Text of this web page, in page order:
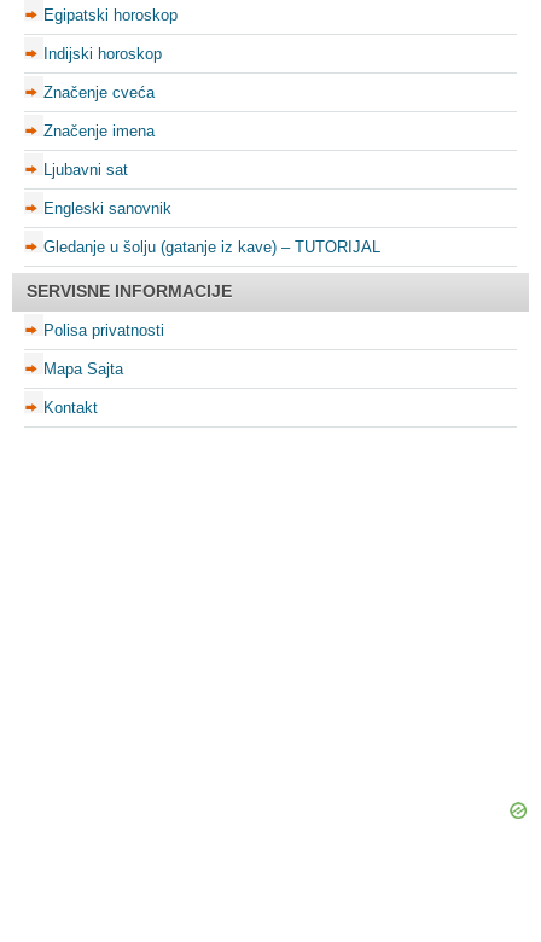
Egipatski horoskop
Indijski horoskop
Značenje cveća
Značenje imena
Ljubavni sat
Engleski sanovnik
Gledanje u šolju (gatanje iz kave) – TUTORIJAL
SERVISNE INFORMACIJE
Polisa privatnosti
Mapa Sajta
Kontakt